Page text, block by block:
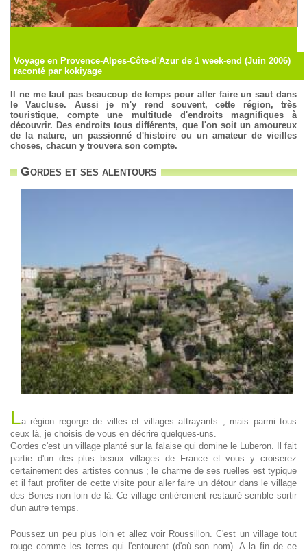
Il ne me faut pas beaucoup de temps pour aller faire un saut dans
le Vaucluse. Aussi je m'y rend souvent, cette région, très
touristique, compte une multitude d'endroits magnifiques à
découvrir. Des endroits tous différents, que l'on soit un amoureux
de la nature, un passionné d'histoire ou un amateur de vieilles
choses, chacun y trouvera son compte.
Voyage en Provence-Alpes-Côte-d'Azur de 1 week-end (Juin 2006)
raconté par kokiyage
Gordes et ses alentours
La région regorge de villes et villages attrayants ; mais parmi tous
ceux là, je choisis de vous en décrire quelques-uns.
Gordes c'est un village planté sur la falaise qui domine le Luberon. Il fait
partie d'un des plus beaux villages de France et vous y croiserez
certainement des artistes connus ; le charme de ses ruelles est typique
et il faut profiter de cette visite pour aller faire un détour dans le village
des Bories non loin de là. Ce village entièrement restauré semble sortir
d'un autre temps.
Poussez un peu plus loin et allez voir Roussillon. C'est un village tout
rouge comme les terres qui l'entourent (d'où son nom). A la fin de ce